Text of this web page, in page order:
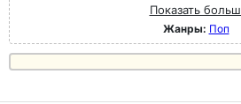
Показать
Жанры: Поп